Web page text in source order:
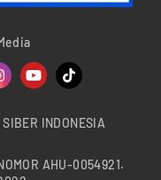
INDONESIA
AHU-0054921.